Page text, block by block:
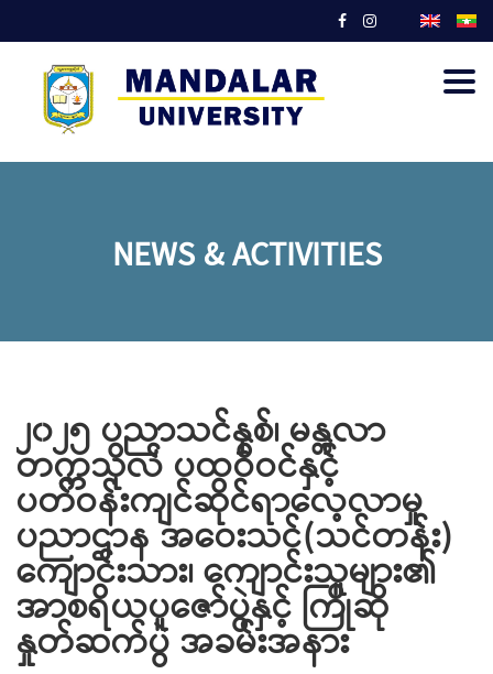
NEWS & ACTIVITIES
၂၀၂၅ ပညာသင်နှစ်၊ မန္တလာ
တက္ကသိုလ် ပထဝီဝင်နှင့်
ပတ်ဝန်းကျင်ဆိုင်ရာလေ့လာမှု
ပညာဌာန အဝေးသင်(သင်တန်း)
ကျောင်းသား၊ ကျောင်းသူများ၏
အာစရိယပူဇော်ပွဲနှင့် ကြိုဆို
နှုတ်ဆက်ပွဲ အခမ်းအနား